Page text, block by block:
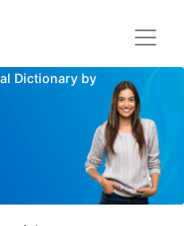
Dictionary by